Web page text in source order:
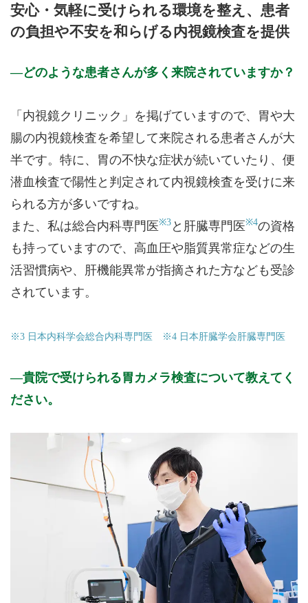
9:00～15:00
●
●
9:00～18:00
● ● ● ● ●
休診日: 祝、年末年始、GW
>>病院なびで医療機関の詳細を見る
公式HPはこちら
安心・気軽に受けられる環境を整え、患者
の負担や不安を和らげる内視鏡検査を提供
どのような患者さんが多く来院されていますか？
「内視鏡クリニック」を掲げていますので、胃や大
腸の内視鏡検査を希望して来院される患者さんが大
半です。特に、胃の不快な症状が続いていたり、便
潜血検査で陽性と判定されて内視鏡検査を受けに来
られる方が多いですね。
また、私は総合内科専門医※3 と肝臓専門医※4の資格
も持っていますので、高血圧や脂質異常症などの生
活習慣病や、肝機能異常が指摘された方なども受診
されています。
※3 日本内科学会総合内科専門医 ※4 日本肝臓学会肝臓専門医
貴院で受けられる胃カメラ検査について教えてく
ださい。